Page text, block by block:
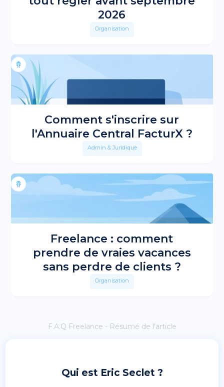
2026
Organisation
Comment s'inscrire sur
l'Annuaire Central FacturX ?
Admin & Juridique
Freelance : comment
prendre de vraies vacances
sans perdre de clients ?
Organisation
F.A.Q Freelance - Résumé de l'article
Qui est Eric Seclet ?